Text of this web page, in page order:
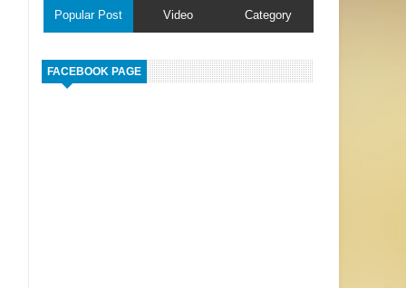
Popular Post Video Category
FACEBOOK PAGE